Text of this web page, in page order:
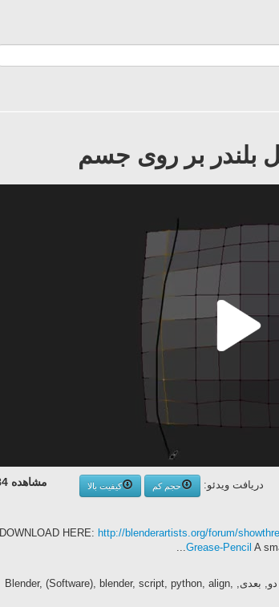
بلندر بر روی جسم
مشاهده 1584 دریافت ویدئو: حجم کم
کیفیت بالا
DOWNLOAD HERE: http://blenderartists.org/forum/
Grease-Pencil A
بلندر, اسکاپ, مدلینگ, حرکت, blender3d.ir, دو, بعدی, Blender, (Software), blender, script, python, align,